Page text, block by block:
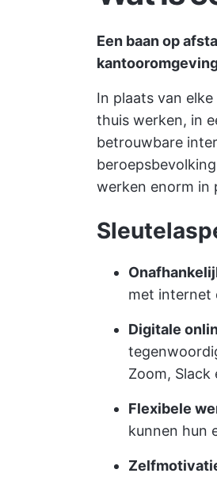
Een baan op
In plaats van
thuis werken, in
betrouwbare
werken enorm in
met internet
Digitale
Zoom,
Flexibele
kunnen hun